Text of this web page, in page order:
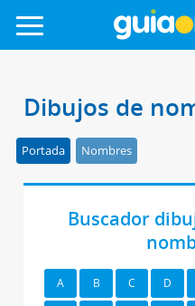
Dibujos de
Portada Nombres
Buscador
A B C D